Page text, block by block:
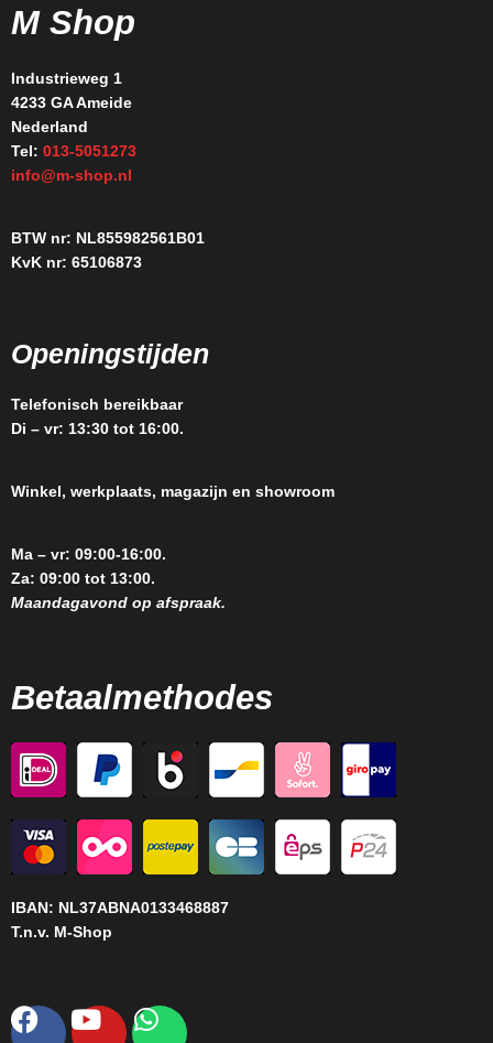
M Shop
Industrieweg 1
4233 GA Ameide
Nederland
Tel: 013-5051273
info@m-shop.nl
BTW nr: NL855982561B01
KvK nr: 65106873
Openingstijden
Telefonisch bereikbaar
Di – vr: 13:30 tot 16:00.
Winkel, werkplaats, magazijn en showroom
Ma – vr: 09:00-16:00.
Za: 09:00 tot 13:00.
Maandagavond op afspraak.
Betaalmethodes
IBAN: NL37ABNA0133468887
T.n.v. M-Shop
Facebook
YoutubeWhatsapp